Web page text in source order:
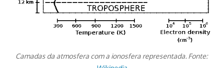
Camadas da atmosfera com a ionosfera representada. Fonte: